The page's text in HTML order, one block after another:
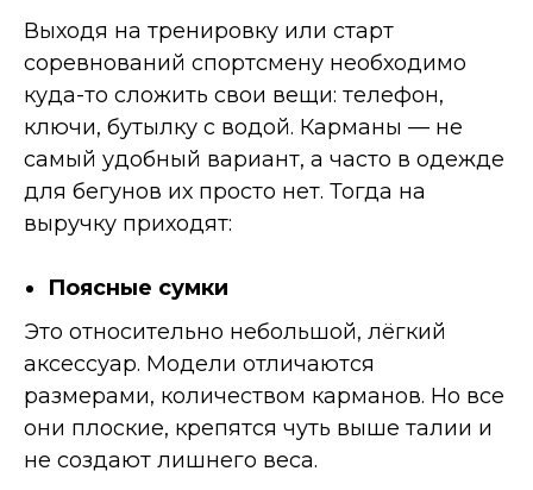
Выходя на тренировку или старт
соревнований спортсмену необходимо
куда-то сложить свои вещи: телефон,
ключи, бутылку с водой. Карманы — не
самый удобный вариант, а часто в одежде
для бегунов их просто нет. Тогда на
выручку приходят:
Поясные сумки
Это относительно небольшой, лёгкий
аксессуар. Модели отличаются
размерами, количеством карманов. Но все
они плоские, крепятся чуть выше талии и
не создают лишнего веса.